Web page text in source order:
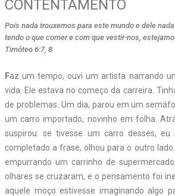
CONTENTAMENTO
Pois nada trouxemos para este mundo e dele
tendo o que comer e com que vestir-nos,
Timóteo 6:7, 8
Faz um tempo, ouvi um artista narrando
vida. Ele estava no começo da carreira.
de problemas. Um dia, parou em um
um carro importado, novinho em folha.
suspirou: se tivesse um carro desses,
completado a frase, olhou para o outro
empurrando um carrinho de
olhares se cruzaram, e o pensamento foi
aquele moço estivesse imaginando algo